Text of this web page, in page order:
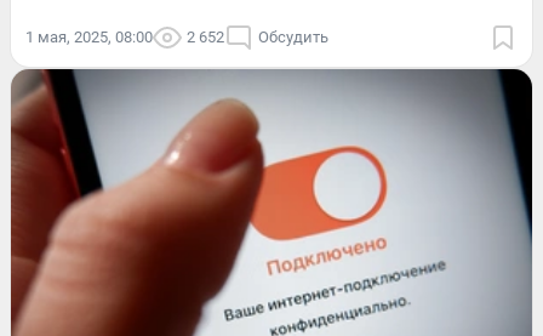
1 мая, 2025, 08:00 2 652 Обсудить